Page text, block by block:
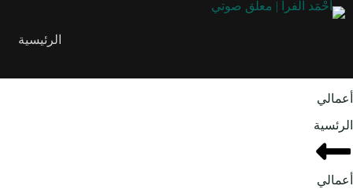
الرئيسية
أعمالي
الرئسية
أعمالي